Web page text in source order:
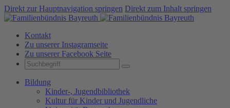
Direkt zur Hauptnavigation springen Direkt zum Inhalt springen
Kontakt
Zu unserer Instagramseite
Zu unserer Facebook Seite
Bildung
Kinder-, Jugendbibliothek
Kultur für Kinder und Jugendliche